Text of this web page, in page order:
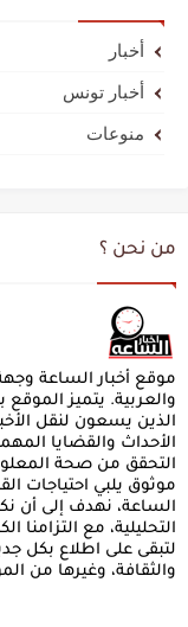
أخبار
أخبار تونس
منوعات
من نحن ؟
موقع أخبار الساعة
والعربية. يتميز
الذين يسعون لنقل
الأحداث والقضايا
التحقق من صحة
موثوق يلبي احتياجات
الساعة، نهدف إلى أن
التحليلية، مع التزامنا
لتبقى على اطلاع بكل
والثقافة، وغيرها من